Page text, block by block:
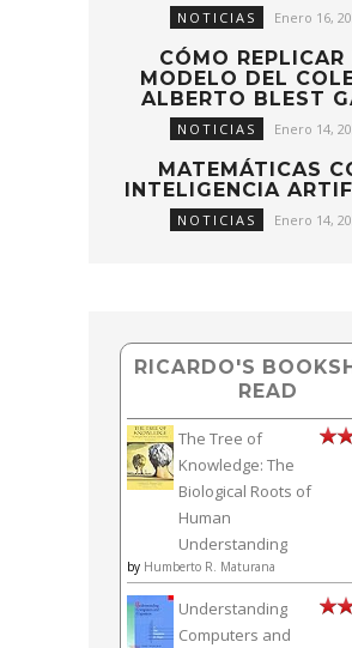
NOTICIAS Enero 16,
CÓMO REPLICAR
MODELO DEL
ALBERTO BLEST
NOTICIAS Enero 14,
MATEMÁTICAS
INTELIGENCIA
NOTICIAS Enero 14,
RICARDO'S
READ
The Tree of
Knowledge: The
Biological Roots of
Human
Understanding
by Humberto R. Maturana
Understanding
Computers and